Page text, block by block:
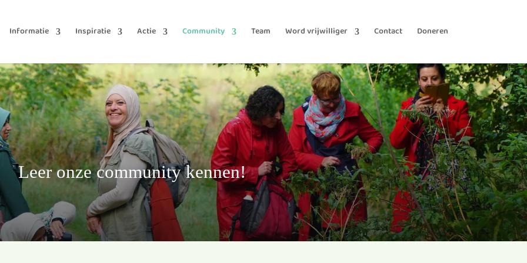
Informatie Inspiratie Actie Community Team Word vrijwilliger Contact Doneren
Leer onze community kennen!